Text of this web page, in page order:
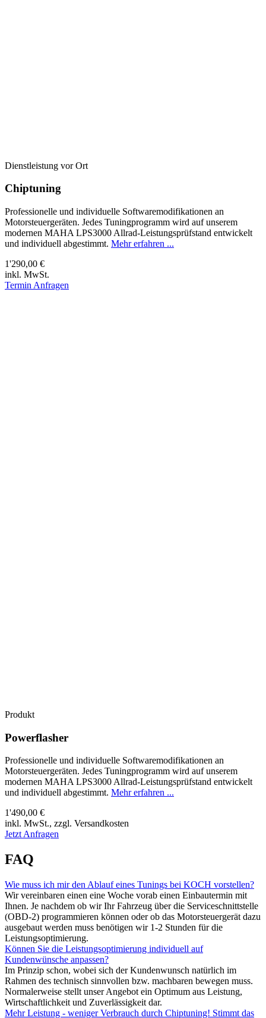
Dienstleistung vor Ort
Chiptuning
Professionelle und individuelle Softwaremodifikationen an
Motorsteuergeräten. Jedes Tuningprogramm wird auf unserem
modernen MAHA LPS3000 Allrad-Leistungsprüfstand entwickelt
und individuell abgestimmt. Mehr erfahren ...
1'290,00 €
inkl. MwSt.
Termin Anfragen
Produkt
Powerflasher
Professionelle und individuelle Softwaremodifikationen an
Motorsteuergeräten. Jedes Tuningprogramm wird auf unserem
modernen MAHA LPS3000 Allrad-Leistungsprüfstand entwickelt
und individuell abgestimmt. Mehr erfahren ...
1'490,00 €
inkl. MwSt., zzgl. Versandkosten
Jetzt Anfragen
FAQ
Wie muss ich mir den Ablauf eines Tunings bei KOCH vorstellen?
Wir vereinbaren einen eine Woche vorab einen Einbautermin mit
Ihnen. Je nachdem ob wir Ihr Fahrzeug über die Serviceschnittstelle
(OBD-2) programmieren können oder ob das Motorsteuergerät dazu
ausgebaut werden muss benötigen wir 1-2 Stunden für die
Leistungsoptimierung.
Können Sie die Leistungsoptimierung individuell auf
Kundenwünsche anpassen?
Im Prinzip schon, wobei sich der Kundenwunsch natürlich im
Rahmen des technisch sinnvollen bzw. machbaren bewegen muss.
Normalerweise stellt unser Angebot ein Optimum aus Leistung,
Wirtschaftlichkeit und Zuverlässigkeit dar.
Mehr Leistung - weniger Verbrauch durch Chiptuning! Stimmt das